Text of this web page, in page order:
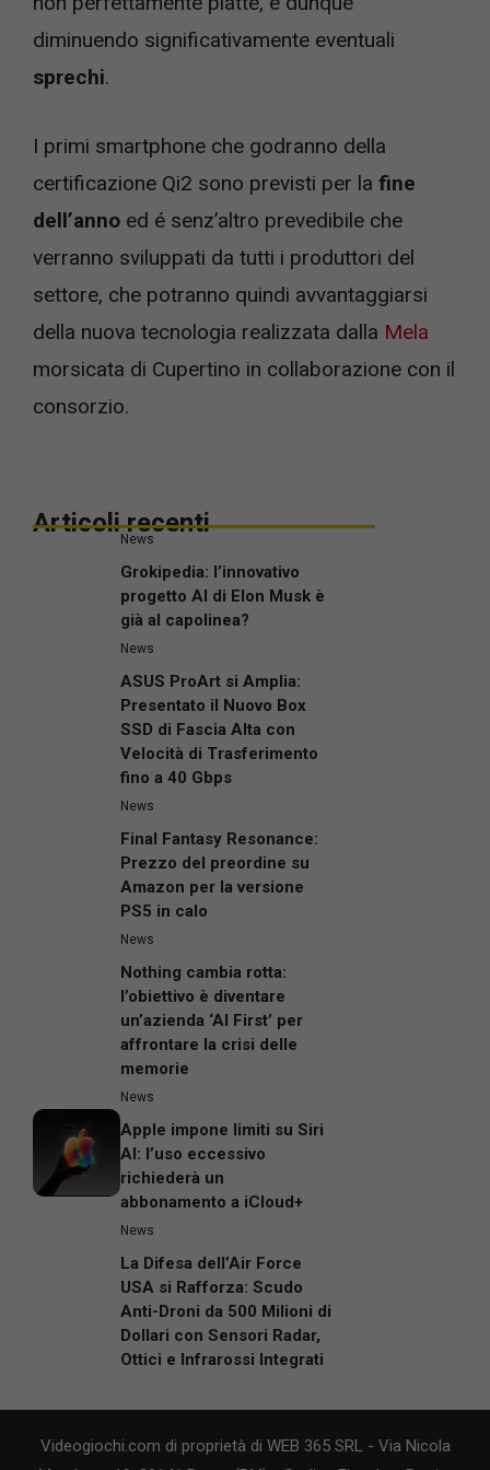
diminuendo significativamente eventuali
sprechi.
I primi smartphone che godranno della
certificazione Qi2 sono previsti per la fine
dell’anno ed é senz’altro prevedibile che
verranno sviluppati da tutti i produttori del
settore, che potranno quindi avvantaggiarsi
della nuova tecnologia realizzata dalla Mela
morsicata di Cupertino in collaborazione con il
consorzio.
Articoli recenti
News
Grokipedia: l’innovativo
progetto AI di Elon Musk è
già al capolinea?
News
ASUS ProArt si Amplia:
Presentato il Nuovo Box
SSD di Fascia Alta con
Velocità di Trasferimento
fino a 40 Gbps
News
Final Fantasy Resonance:
Prezzo del preordine su
Amazon per la versione
PS5 in calo
News
Nothing cambia rotta:
l’obiettivo è diventare
un’azienda ‘AI First’ per
affrontare la crisi delle
memorie
News
Apple impone limiti su Siri
AI: l’uso eccessivo
richiederà un
abbonamento a iCloud+
News
La Difesa dell’Air Force
USA si Rafforza: Scudo
Anti-Droni da 500 Milioni di
Dollari con Sensori Radar,
Ottici e Infrarossi Integrati
Videogiochi.com di proprietà di WEB 365 SRL - Via Nicola